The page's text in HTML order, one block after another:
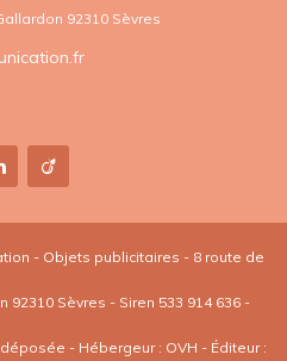
92310 Sèvres
- Objets publicitaires - 8 route de
Sèvres - Siren 533 914 636 -
- Hébergeur : OVH - Éditeur :